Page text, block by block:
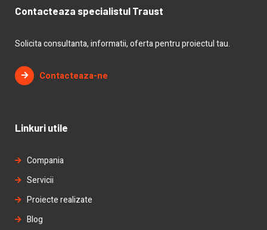
Contacteaza specialistul Traust
Solicita consultanta, informatii, oferta pentru proiectul tau.
Contacteaza-ne
Linkuri utile
Compania
Servicii
Proiecte realizate
Blog